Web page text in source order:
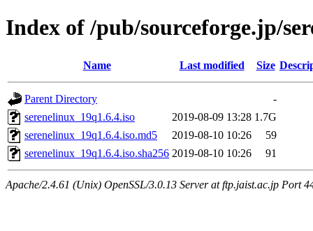
Index of /pub/sourceforge.jp/
Name Last modified Size
Parent Directory
-
serenelinux_19q1.6.4.iso
2019-08-09 13:28 1.7G
serenelinux_19q1.6.4.iso.md5
2019-08-10 10:26
59
serenelinux_19q1.6.4.iso.sha256 2019-08-10 10:26 91
Apache/2.4.61 (Unix) OpenSSL/3.0.13 Server at ftp.jaist.ac.jp Port